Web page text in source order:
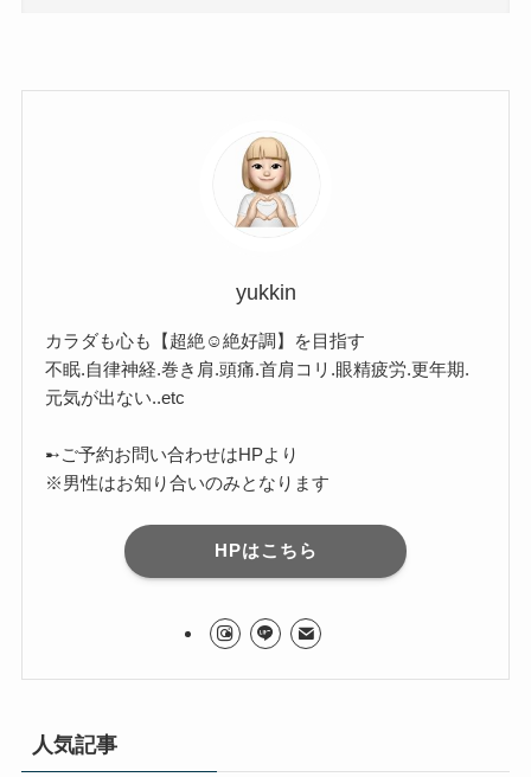
yukkin
カラダも心も【超絶☺︎絶好調】を目指す
不眠.自律神経.巻き肩.頭痛.首肩コリ.眼精疲労.更年期.
元気が出ない..etc
➸ご予約お問い合わせはHPより
※男性はお知り合いのみとなります
HPはこちら
人気記事